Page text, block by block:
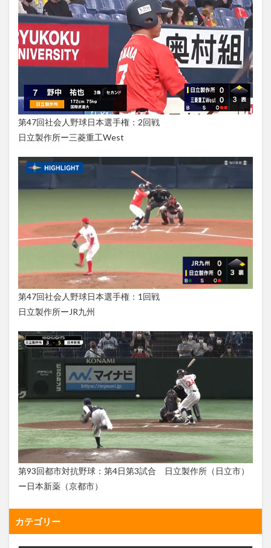
第47回社会人野球日本選手権：2回戦
日立製作所ー三菱重工West
第47回社会人野球日本選手権：1回戦
日立製作所ーJR九州
第93回都市対抗野球：第4日第3試合 日立製作所（日立市）
ー日本新薬（京都市）
カテゴリー